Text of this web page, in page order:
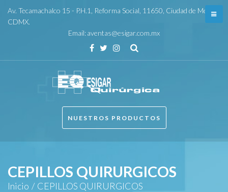
SkipAv. Tecamachalco 15 - P.H.1, Reforma Social, 11650, Ciudad de México,
CDMX.
Email:aventas@esigar.com.mx
Facebook
TwitterInstagram
NUESTROS PRODUCTOS
CEPILLOS QUIRURGICOS
Inicio / CEPILLOS QUIRURGICOS